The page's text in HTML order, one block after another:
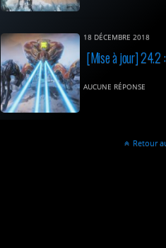
18 DÉCEMBRE 2018
[Mise à jour] 24.2
AUCUNE RÉPONSE
Retour